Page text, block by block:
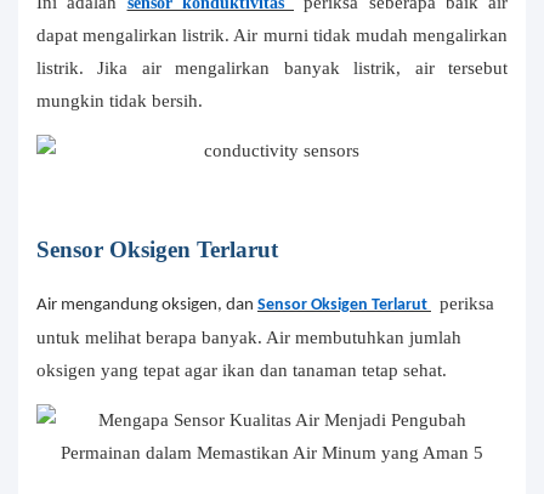
dapat mengalirkan listrik. Air murni tidak mudah mengalirkan
listrik. Jika air mengalirkan banyak listrik, air tersebut
mungkin tidak bersih.
Sensor Oksigen Terlarut
Air mengandung oksigen, dan Sensor Oksigen Terlarut
periksa
untuk melihat berapa banyak. Air membutuhkan jumlah
oksigen yang tepat agar ikan dan tanaman tetap sehat.